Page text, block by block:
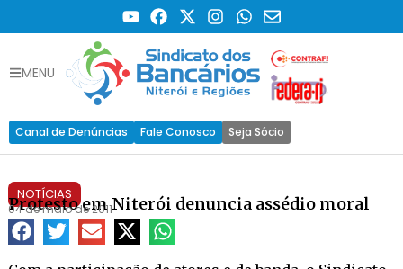
MENU
Canal de Denúncias Fale Conosco Seja Sócio
NOTÍCIAS
Protesto em Niterói denuncia assédio moral
04 de maio de 2011